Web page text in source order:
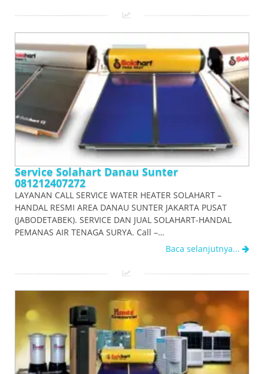
Service Solahart Danau Sunter
081212407272
LAYANAN CALL SERVICE WATER HEATER SOLAHART –
HANDAL RESMI AREA DANAU SUNTER JAKARTA PUSAT
(JABODETABEK). SERVICE DAN JUAL SOLAHART-HANDAL
PEMANAS AIR TENAGA SURYA. Call –…
Baca selanjutnya...